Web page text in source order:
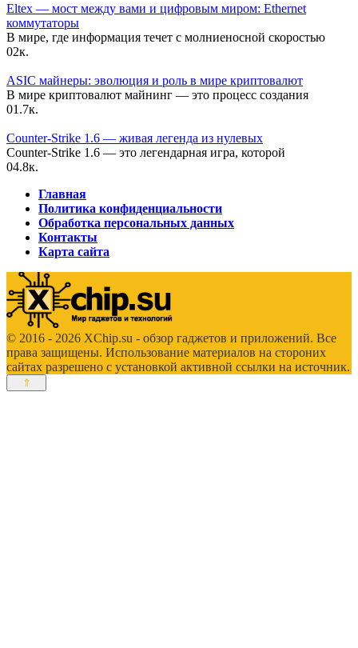
Eltex — мост между вами и цифровым миром: Ethernet
коммутаторы
В мире, где информация течет с молниеносной скоростью
02к.
ASIC майнеры: эволюция и роль в мире криптовалют
В мире криптовалют майнинг — это процесс создания
01.7к.
Counter-Strike 1.6 — живая легенда из нулевых
Counter-Strike 1.6 — это легендарная игра, которой
04.8к.
Главная
Политика конфиденциальности
Обработка персональных данных
Контакты
Карта сайта
© 2016 - 2026 XChip.su - обзор гаджетов и приложений. Все
права защищены. Использование материалов на стороних
сайтах разрешено с установкой активной ссылки на источник.